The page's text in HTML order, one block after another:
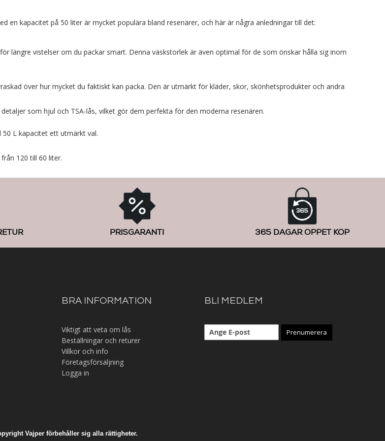
Lägg i varukorgen
en kapacitet på 50 liter är mycket populära bland resenärer, och här är några anledningar till det:
längre vistelser om du packar smart. Denna väskstorlek är även optimal för de som önskar hålla sig inom
över hur mycket du faktiskt kan packa. Den är utmärkt för kläder, skor, skönhetsprodukter och andra
som hjul och TSA-lås, vilket gör dem perfekta för den moderna resenären.
L kapacitet ett utmärkt val.
120 till 60 liter.
PRISGARANTI 365 DAGAR ÖPPET KÖP
BRA INFORMATION
Viktigt att veta om lås
Beställningar och returer
Villkor och info
Företagsförsäljning
Logga in
BLI MEDLEM
Prenumerera
Vajper förbehåller sig alla rättigheter.